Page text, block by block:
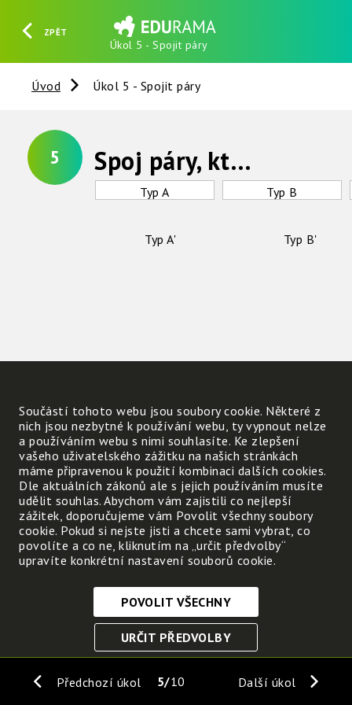
ZPĚT
Úkol 5 - Spojit páry
HLEDAT REGISTROVAT
Úvod Úkol 5 - Spojit páry
5 Spoj páry, které k sobě patří
Typ A Typ B
Typ A' Typ B'
Předchozí úkol Další úkol
5 10
Součástí tohoto webu jsou soubory cookie. Některé z
nich jsou nezbytné k používání webu, ty vypnout nelze
a používáním webu s nimi souhlasíte. Ke zlepšení
vašeho uživatelského zážitku na našich stránkách
máme připravenou k použití kombinaci dalších cookies.
Dle aktuálních zákonů ale s jejich používáním musíte
udělit souhlas. Abychom vám zajistili co nejlepší
zážitek, doporučujeme vám Povolit všechny soubory
cookie. Pokud si nejste jisti a chcete sami vybrat, co
povolíte a co ne, kliknutím na „určit předvolby“
upravíte konkrétní nastavení souborů cookie.
Nezbytně nutné cookies
Tyto soubory cookie jsou nezbytné, abyste se mohli
funkce. Bez těchto cookies by webové stránky
POVOLIT VŠECHNY
URČIT PŘEDVOLBY